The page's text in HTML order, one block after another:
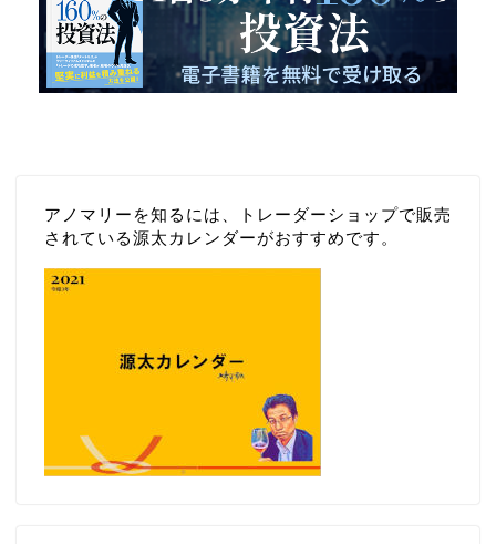
アノマリーを知るには、トレーダーショップで販売
されている源太カレンダーがおすすめです。